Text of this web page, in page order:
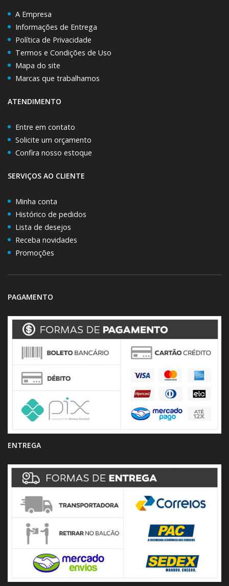
A Empresa
Informações de Entrega
Política de Privacidade
Termos e Condições de Uso
Mapa do site
Marcas que trabalhamos
ATENDIMENTO
Entre em contato
Solicite um orçamento
Confira nosso estoque
SERVIÇOS AO CLIENTE
Minha conta
Histórico de pedidos
Lista de desejos
Receba novidades
Promoções
PAGAMENTO
ENTREGA